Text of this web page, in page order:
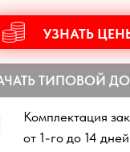
ТИПОВОЙ ДОГОВОР
заказа
го до 14 дней
техническим вопросам
России